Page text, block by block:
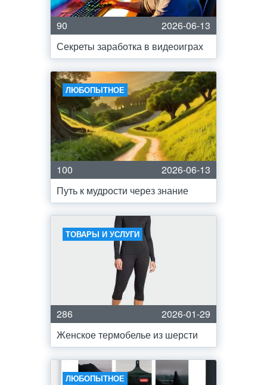
90
2026-06-13
Секреты заработка в видеоиграх
ЛЮБОПЫТНОЕ
100
2026-06-13
Путь к мудрости через знание
ТОВАРЫ И УСЛУГИ
286
2026-01-29
Женское термобелье из шерсти
ЛЮБОПЫТНОЕ